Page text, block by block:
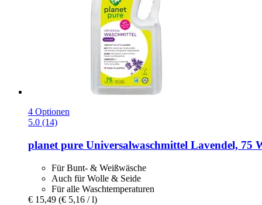
4 Optionen
5.0 (14)
planet pure Universalwaschmittel Lavendel, 75
Für Bunt- & Weißwäsche
Auch für Wolle & Seide
Für alle Waschtemperaturen
€ 15,49 (€ 5,16 / l)